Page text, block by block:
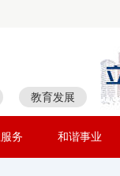
教育发展
务 和谐事业